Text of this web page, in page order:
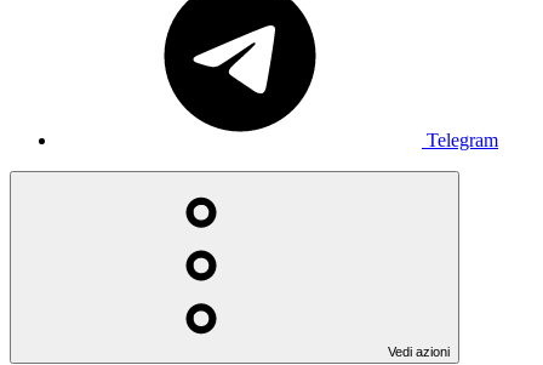
Telegram
Vedi azioni